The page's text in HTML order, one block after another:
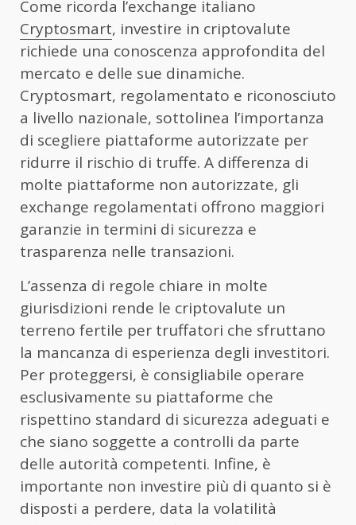
Come ricorda l’exchange italiano
Cryptosmart, investire in criptovalute
richiede una conoscenza approfondita del
mercato e delle sue dinamiche.
Cryptosmart, regolamentato e riconosciuto
a livello nazionale, sottolinea l’importanza
di scegliere piattaforme autorizzate per
ridurre il rischio di truffe. A differenza di
molte piattaforme non autorizzate, gli
exchange regolamentati offrono maggiori
garanzie in termini di sicurezza e
trasparenza nelle transazioni.
L’assenza di regole chiare in molte
giurisdizioni rende le criptovalute un
terreno fertile per truffatori che sfruttano
la mancanza di esperienza degli investitori.
Per proteggersi, è consigliabile operare
esclusivamente su piattaforme che
rispettino standard di sicurezza adeguati e
che siano soggette a controlli da parte
delle autorità competenti. Infine, è
importante non investire più di quanto si è
disposti a perdere, data la volatilità